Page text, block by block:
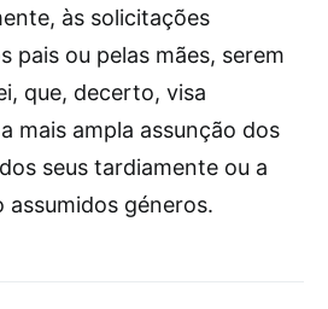
às solicitações
pais ou pelas mães, serem
que, decerto, visa
mais ampla assunção dos
seus tardiamente ou a
assumidos géneros.